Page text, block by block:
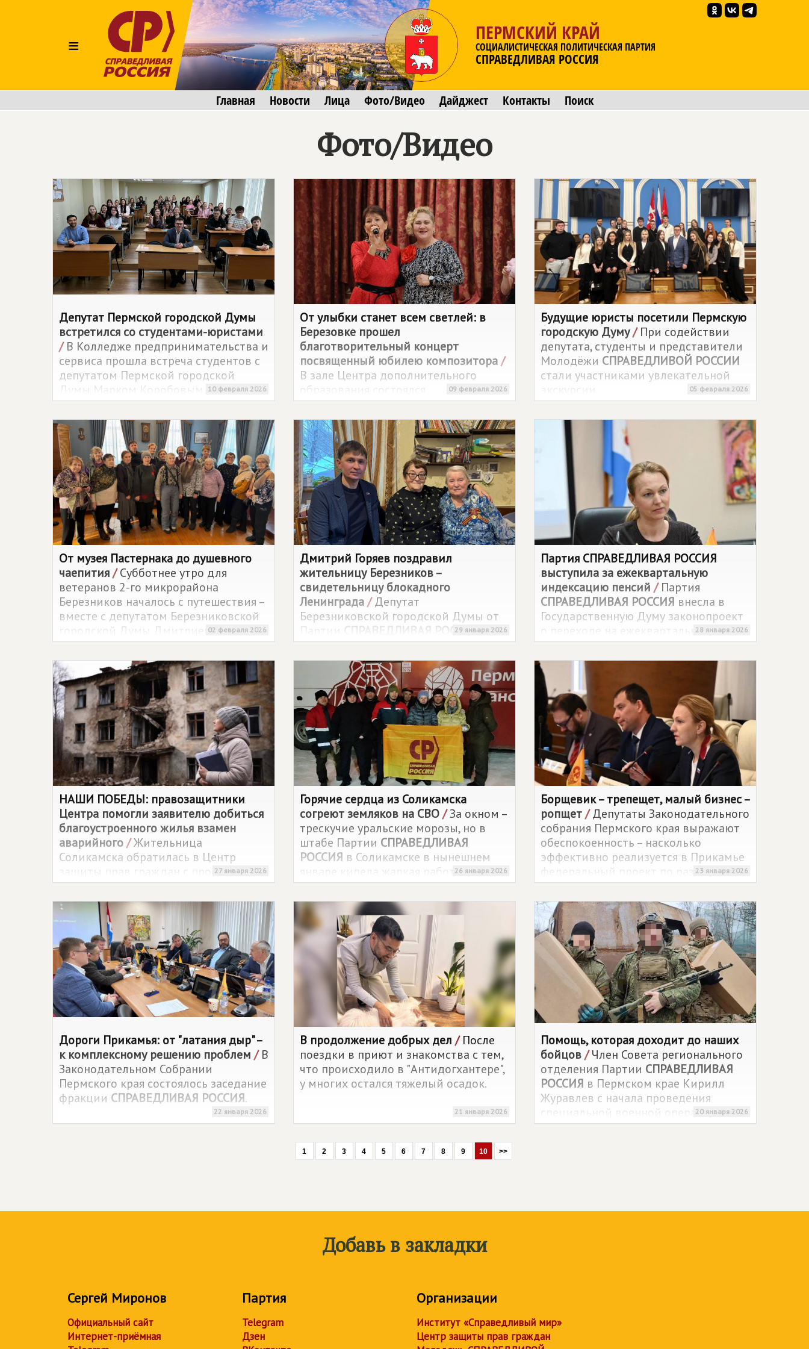
≡
ПЕРМСКИЙ КРАЙ
СОЦИАЛИСТИЧЕСКАЯ ПОЛИТИЧЕСКАЯ ПАРТИЯ
СПРАВЕДЛИВАЯ РОССИЯ
Главная Новости Лица Фото/Видео Дайджест Контакты Поиск
Фото/Видео
Депутат Пермской городской Думы
встретился со студентами-юристами
/В Колледже предпринимательства и
сервиса прошла встреча студентов с
депутатом Пермской городской
Думы Марком Коробовым.
10 февраля 2026
От улыбки станет всем светлей: в
Березовке прошел
благотворительный концерт
посвященный юбилею композитора/
В зале Центра дополнительного
образования состоялся
благотворительный концерт "От
улыбки станет всем светлей",
организованный Председателем
Совета местного отделения Партии
СПРАВЕДЛИВАЯ РОССИЯв Березовке
Сагирой Бормотовой.
09 февраля 2026
Будущие юристы посетили Пермскую
городскую Думу/При содействии
депутата, студенты и представители
Молодёжи СПРАВЕДЛИВОЙ РОССИИ
стали участниками увлекательной
05 февраля 2026
От музея Пастернака до душевного
чаепития/Субботнее утро для
ветеранов 2-го микрорайона
Березников началось с путешествия –
вместе с депутатом Березниковской
городской Думы Дмитрием Горяевым
02 февраля 2026
Дмитрий Горяев поздравил
жительницу Березников –
свидетельницу блокадного
Ленинграда/Депутат
Березниковской городской Думы от
Партии
СПРАВЕДЛИВАЯ РОССИЯ
Дмитрий Горяев совместно с членом
Совета ветеранов навестил Валерию
Моденову – свидетельницу
трагических событий блокадного
Ленинграда.
29 января 2026
Партия СПРАВЕДЛИВАЯ РОССИЯ
выступила за ежеквартальную
индексацию пенсий /Партия
СПРАВЕДЛИВАЯ РОССИЯ внесла в
Государственную Думу законопроект
о переходе на ежеквартальную
индексацию страховых и социальных
пенсий с учетом текущей инфляции.
Инициативу представил
Председатель Партии Сергей
Миронов.
28 января 2026
НАШИ ПОБЕДЫ: правозащитники
Центра помогли заявителю добиться
благоустроенного жилья взамен
аварийного/Жительница
Соликамска обратилась в Центр
защиты прав граждан с просьбой
помочь в решении жилищного
вопроса.
27 января 2026
Горячие сердца из Соликамска
согреют земляков на СВО/За окном –
трескучие уральские морозы, но в
штабе Партии СПРАВЕДЛИВАЯ
РОССИЯ в Соликамске в нынешнем
январе кипела жаркая работа.
Партийцы и общественники
сформировали и отправили бойцам
СВО новые партии гуманитарного
груза.
26 января 2026
Борщевик – трепещет, малый бизнес –
ропщет/Депутаты Законодательного
собрания Пермского края выражают
обеспокоенность – насколько
эффективно реализуется в Прикамье
федеральный проект по развитию
беспилотных авиационных систем
(БАС)?
23 января 2026
Дороги Прикамья: от "латания дыр" –
к комплексному решению проблем /В
Законодательном Собрании
Пермского края состоялось заседание
фракции СПРАВЕДЛИВАЯ РОССИЯ.
22 января 2026
В продолжение добрых дел /После
поездки в приют и знакомства с тем,
что происходило в "Антидогхантере",
у многих остался тяжелый осадок.
21 января 2026
Помощь, которая доходит до наших
бойцов/Член Совета регионального
отделения Партии СПРАВЕДЛИВАЯ
РОССИЯ в Пермском крае Кирилл
Журавлев с начала проведения
специальной военной операции
координирует мероприятия по
20 января 2026
1 2 3 4 5 6 7 8 9 10 >>
Добавь в закладки
Сергей Миронов
Официальный сайт
Интернет-приёмная
Партия
Telegram
Дзен
Организации
Институт «Справедливый мир»
Центр защиты прав граждан